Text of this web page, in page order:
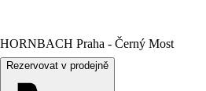
HORNBACH Praha - Černý Most
Rezervovat v prodejně